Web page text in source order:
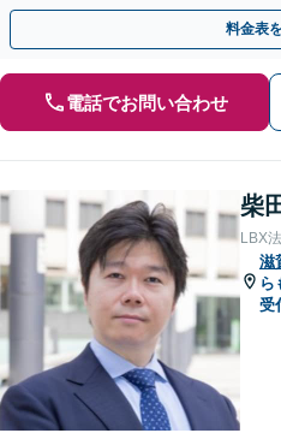
熟知し、最適な解決策をご提案」【休
料金表
電話でお問い合わせ
柴
LBX
滋
ら
受